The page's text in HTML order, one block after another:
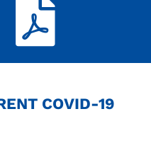
COVID-19